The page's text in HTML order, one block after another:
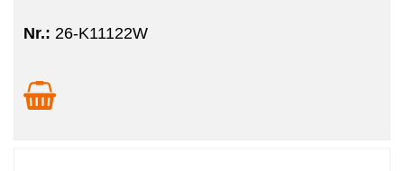
Nr.: 26-K11122W